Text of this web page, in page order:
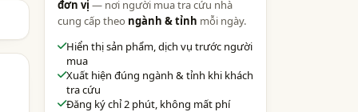
đơn vị — nơi người mua tra cứu nhà
cung cấp theo ngành & tỉnh mỗi ngày.
Hiển thị sản phẩm, dịch vụ trước người
mua
Xuất hiện đúng ngành & tỉnh khi khách
tra cứu
Đăng ký chỉ 2 phút, không mất phí